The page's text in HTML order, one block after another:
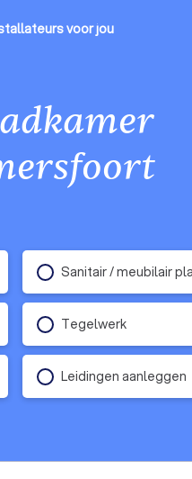
voor jou
Sanitair / meubilair
Tegelwerk
Leidingen aanleggen